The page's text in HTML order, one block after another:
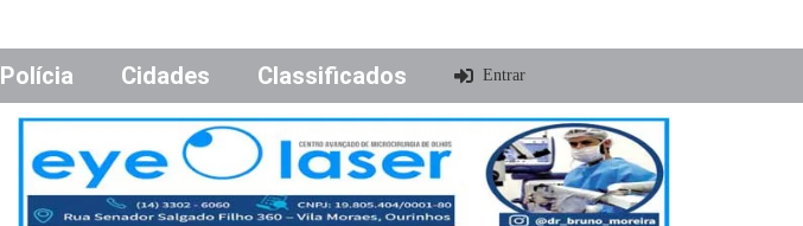
Polícia Cidades Classificados Entrar